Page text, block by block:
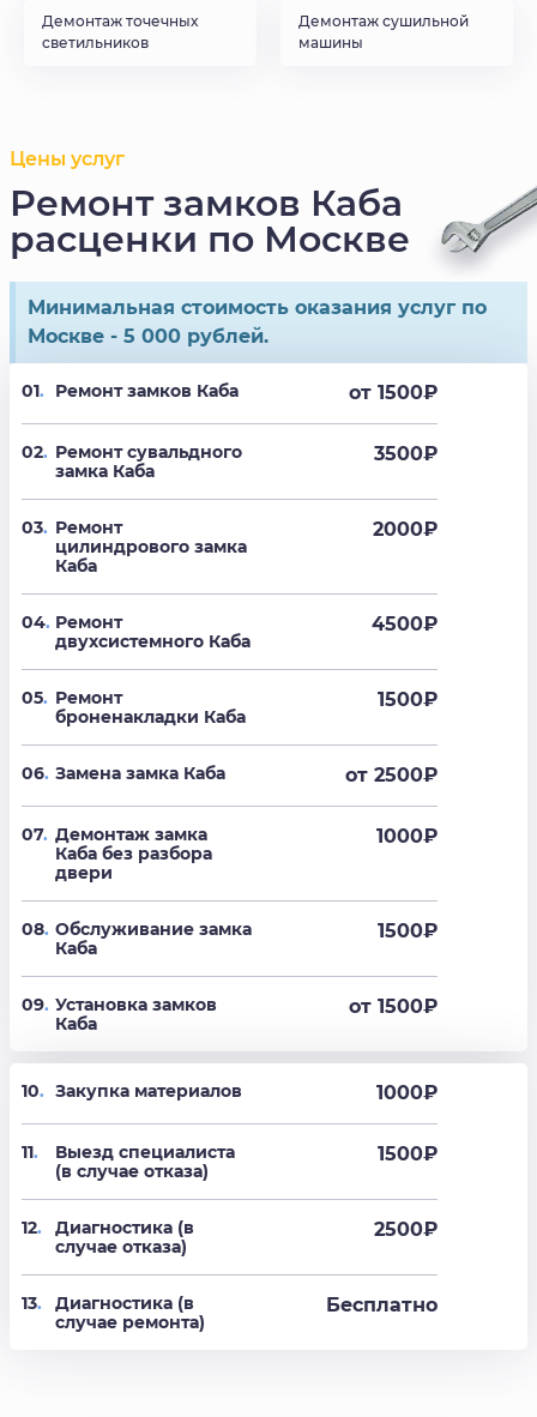
Демонтаж точечных
светильников
Демонтаж сушильной
машины
Цены услуг
Ремонт замков Каба
расценки по Москве
Минимальная стоимость оказания услуг по
Москве - 5 000 рублей.
01. Ремонт замков Каба от 1500₽
02. Ремонт сувальдного
замка Каба
3500₽
03. Ремонт
цилиндрового замка
Каба
2000₽
04. Ремонт
двухсистемного Каба
4500₽
05. Ремонт
броненакладки Каба
1500₽
06. Замена замка Каба от 2500₽
07. Демонтаж замка
Каба без разбора
двери
1000₽
08. Обслуживание замка
Каба
1500₽
09. Установка замков
Каба
от 1500₽
10. Закупка материалов 1000₽
11.
Выезд специалиста
(в случае отказа)
1500₽
12.
Диагностика (в
случае отказа)
2500₽
13.
Диагностика (в
случае ремонта)
Бесплатно